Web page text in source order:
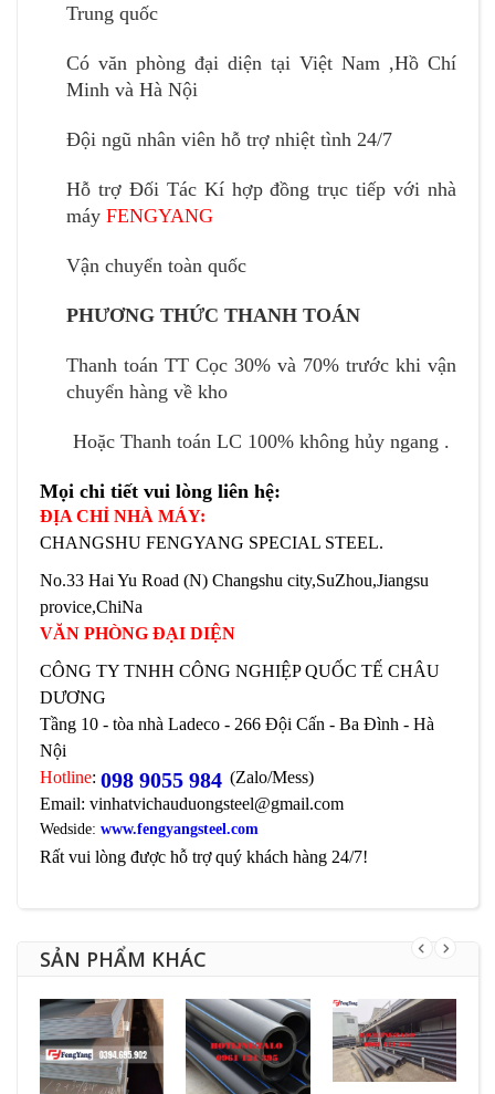
Trung quốc
Có văn phòng đại diện tại Việt Nam ,Hồ Chí
Minh và Hà Nội
Đội ngũ nhân viên hỗ trợ nhiệt tình 24/7
Hỗ trợ Đối Tác Kí hợp đồng trục tiếp với nhà
máy FENGYANG
Vận chuyển toàn quốc
PHƯƠNG THỨC THANH TOÁN
Thanh toán TT Cọc 30% và 70% trước khi vận
chuyển hàng về kho
Hoặc Thanh toán LC 100% không hủy ngang .
Mọi chi tiết vui lòng liên hệ:
ĐỊA CHỈ NHÀ MÁY:
CHANGSHU FENGYANG SPECIAL STEEL.
No.33 Hai Yu Road (N) Changshu city,SuZhou,Jiangsu
provice,ChiNa
VĂN PHÒNG ĐẠI DIỆN
CÔNG TY TNHH CÔNG NGHIỆP QUỐC TẾ CHÂU
DƯƠNG
Tầng 10 - tòa nhà Ladeco - 266 Đội Cấn - Ba Đình - Hà
Nội
Hotline: 098 9055 984 (Zalo/Mess)
Email: vinhatvichauduongsteel@gmail.com
Wedside: www.fengyangsteel.com
Rất vui lòng được hỗ trợ quý khách hàng 24/7!
SẢN PHẨM KHÁC